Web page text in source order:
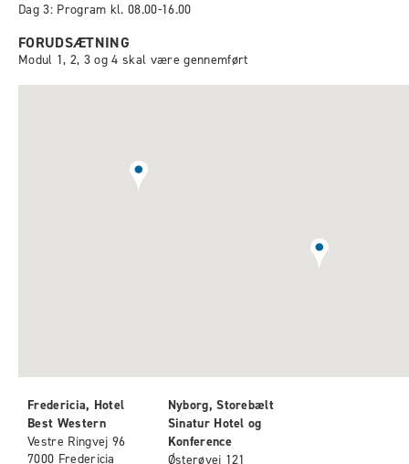
Dag 3: Program kl. 08.00-16.00
FORUDSÆTNING
Modul 1, 2, 3 og 4 skal være gennemført
Fredericia, Hotel
Best Western
Vestre Ringvej 96
7000 Fredericia
Nyborg, Storebælt
Sinatur Hotel og
Konference
Østerøvej 121